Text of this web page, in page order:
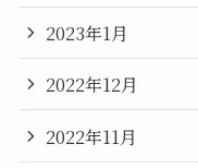
2023年1月
2022年12月
2022年11月